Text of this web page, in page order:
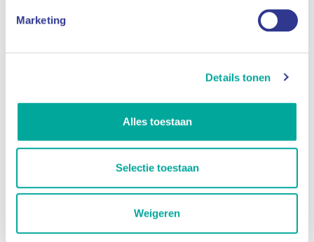
Marketing
Details tonen
Alles toestaan
Selectie toestaan
Weigeren
Lees meer